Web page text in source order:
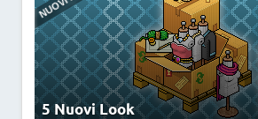
5 Nuovi Look
NEWS